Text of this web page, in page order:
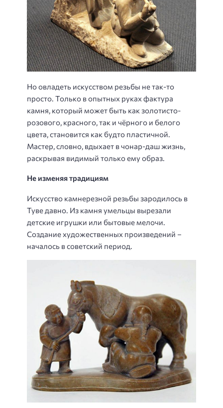
Но овладеть искусством резьбы не так-то
просто. Только в опытных руках фактура
камня, который может быть как золотисто-
розового, красного, так и чёрного и белого
цвета, становится как будто пластичной.
Мастер, словно, вдыхает в чонар-даш жизнь,
раскрывая видимый только ему образ.
Не изменяя традициям
Искусство камнерезной резьбы зародилось в
Туве давно. Из камня умельцы вырезали
детские игрушки или бытовые мелочи.
Создание художественных произведений –
началось в советский период.